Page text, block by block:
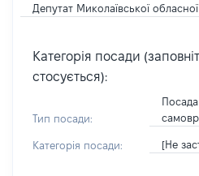
Депутат Миколаївської
Категорія посади
стосується):
Тип посади:
Категорія посади: [Не